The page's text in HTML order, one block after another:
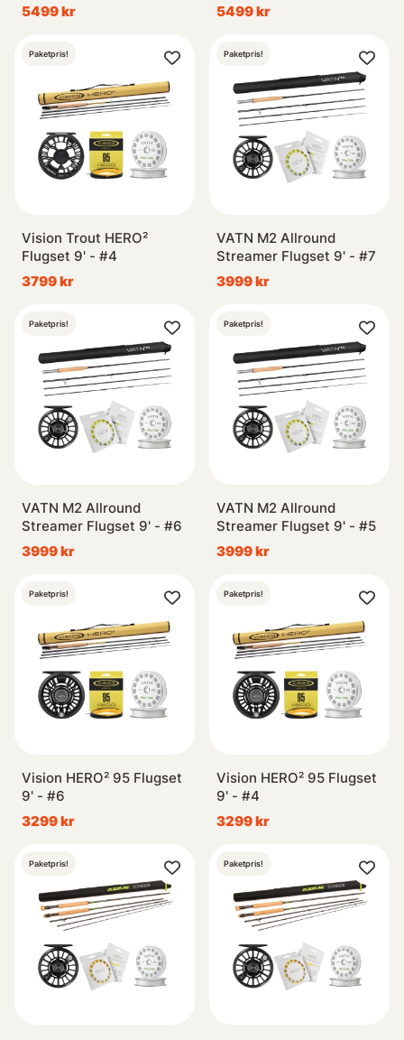
5499 kr
5499 kr
Paketpris!
Vision Trout HERO²
Flugset 9' - #4
3799 kr
Paketpris!
VATN M2 Allround
Streamer Flugset 9' - #7
3999 kr
Paketpris!
VATN M2 Allround
Streamer Flugset 9' - #6
3999 kr
Paketpris!
VATN M2 Allround
Streamer Flugset 9' - #5
3999 kr
Paketpris!
Vision HERO² 95 Flugset
9' - #6
3299 kr
Paketpris!
Vision HERO² 95 Flugset
9' - #4
3299 kr
Paketpris! Paketpris!